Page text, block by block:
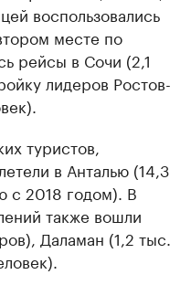
воспользовались
месте по
рейсы в Сочи (2,1
лидеров Ростов-
туристов,
в Анталью (14,3
с 2018 годом). В
также вошли
Даламан (1,2 тыс.